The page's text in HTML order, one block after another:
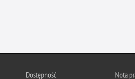
Dostępność Nota